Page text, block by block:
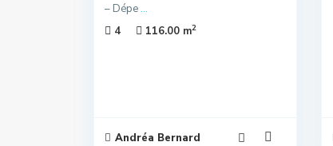
– Dépe...
4
116.00 m2
Andréa Bernard